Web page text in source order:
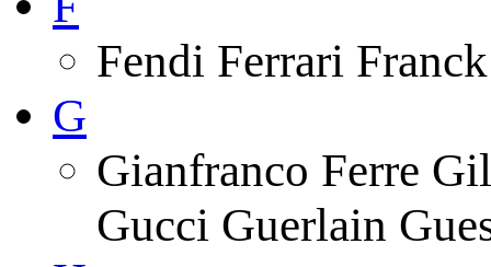
Fendi Ferrari
G
Gianfranco Ferre
Gucci Guerlain